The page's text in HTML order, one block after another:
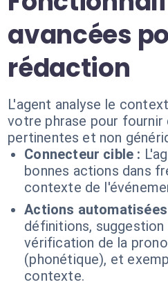
avancées
rédaction
L'agent analyse le
votre phrase pour fournir
pertinentes et non
Connecteur cible :
bonnes actions dans
contexte de
Actions
définitions, suggestion
vérification de la
(phonétique), et
contexte.